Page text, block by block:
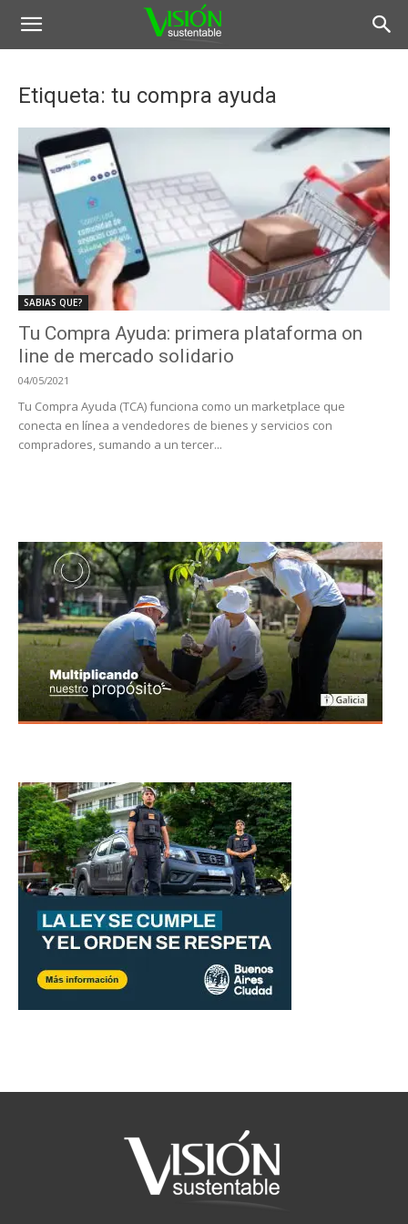
Etiqueta: tu compra ayuda
SABIAS QUE?
Tu Compra Ayuda: primera plataforma on
line de mercado solidario
04/05/2021
Tu Compra Ayuda (TCA) funciona como un marketplace que
conecta en línea a vendedores de bienes y servicios con
compradores, sumando a un tercer...